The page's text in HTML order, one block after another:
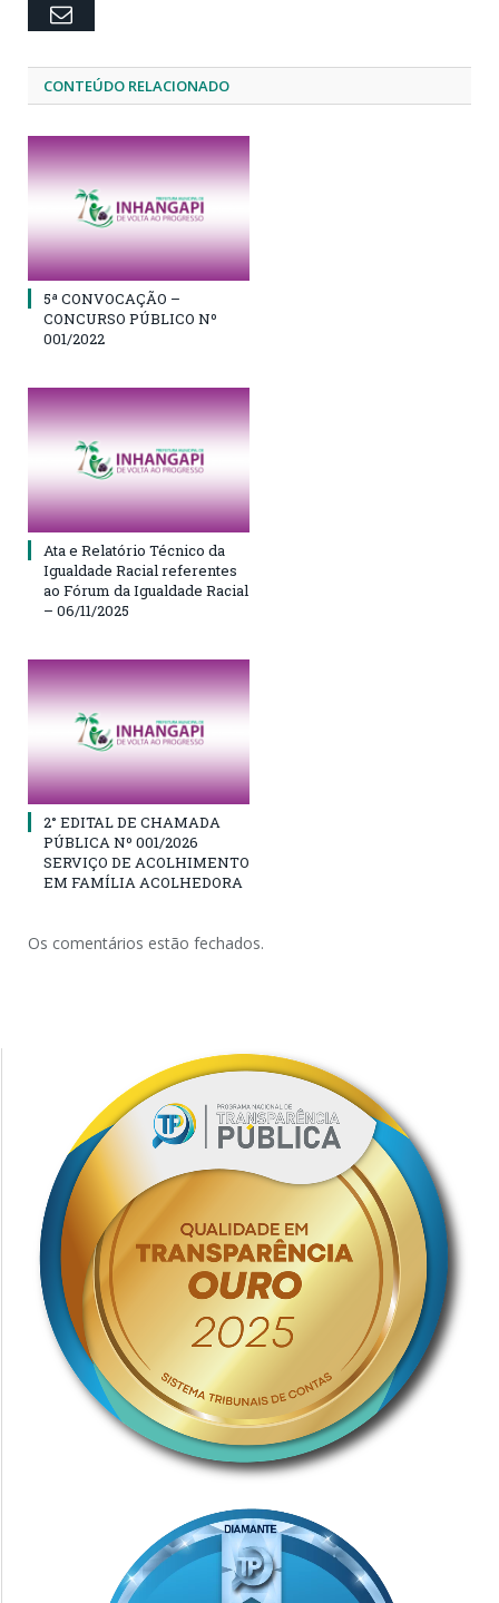
Email
CONTEÚDO RELACIONADO
5ª CONVOCAÇÃO –
CONCURSO PÚBLICO Nº
001/2022
Ata e Relatório Técnico da
Igualdade Racial referentes
ao Fórum da Igualdade Racial
– 06/11/2025
2° EDITAL DE CHAMADA
PÚBLICA Nº 001/2026
SERVIÇO DE ACOLHIMENTO
EM FAMÍLIA ACOLHEDORA
Os comentários estão fechados.